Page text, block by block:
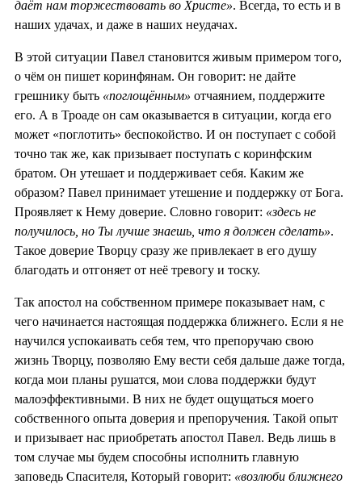
даёт нам торжествовать во Христе». Всегда, то есть и в
наших удачах, и даже в наших неудачах.
В этой ситуации Павел становится живым примером того,
о чём он пишет коринфянам. Он говорит: не дайте
грешнику быть «поглощённым» отчаянием, поддержите
его. А в Троаде он сам оказывается в ситуации, когда его
может «поглотить» беспокойство. И он поступает с собой
точно так же, как призывает поступать с коринфским
братом. Он утешает и поддерживает себя. Каким же
образом? Павел принимает утешение и поддержку от Бога.
Проявляет к Нему доверие. Словно говорит: «здесь не
получилось, но Ты лучше знаешь, что я должен сделать».
Такое доверие Творцу сразу же привлекает в его душу
благодать и отгоняет от неё тревогу и тоску.
Так апостол на собственном примере показывает нам, с
чего начинается настоящая поддержка ближнего. Если я не
научился успокаивать себя тем, что препоручаю свою
жизнь Творцу, позволяю Ему вести себя дальше даже тогда,
когда мои планы рушатся, мои слова поддержки будут
малоэффективными. В них не будет ощущаться моего
собственного опыта доверия и препоручения. Такой опыт
и призывает нас приобретать апостол Павел. Ведь лишь в
том случае мы будем способны исполнить главную
заповедь Спасителя, Который говорит: «возлюби ближнего